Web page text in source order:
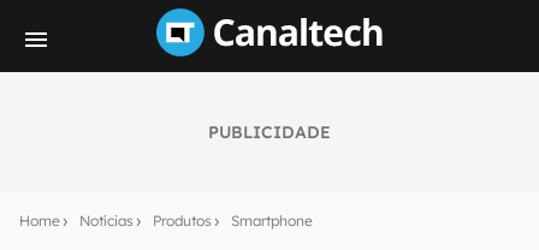
PUBLICIDADE
Home Notícias Produtos Smartphone
notícias e reviews sobre tecnologia em primeira